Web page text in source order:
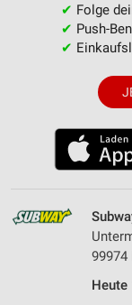
✔ Folge
✔ Push-
✔
99974
Heute